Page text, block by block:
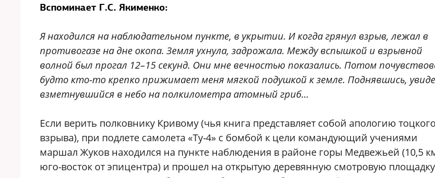
Вспоминает Г.С. Якименко:
Я находился на наблюдательном пункте, в укрытии. И когда грянул взрыв, лежал в
противогазе на дне окопа. Земля ухнула, задрожала. Между вспышкой и взрывной
волной был прогал 12–15 секунд. Они мне вечностью показались. Потом
будто кто-то крепко прижимает меня мягкой подушкой к земле. Поднявшись,
взметнувшийся в небо на полкилометра атомный гриб...
Если верить полковнику Кривому (чья книга представляет собой апологию тоцкого
взрыва), при подлете самолета «Ту-4» с бомбой к цели командующий учениями
маршал Жуков находился на пункте наблюдения в районе горы Медвежьей (10,5
юго-восток от эпицентра) и прошел на открытую деревянную смотровую